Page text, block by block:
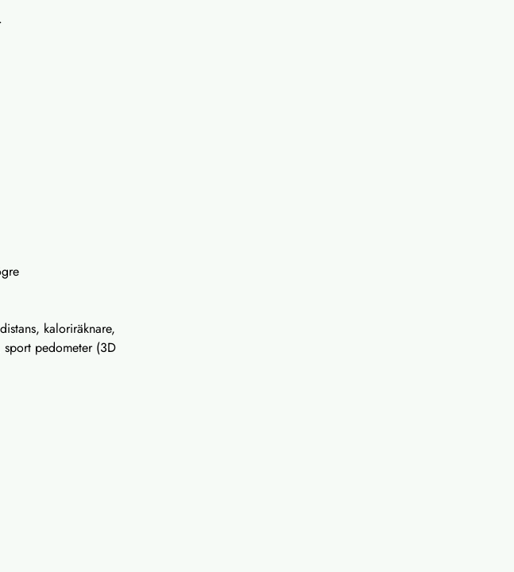
kaloriräknare,
sport pedometer (3D